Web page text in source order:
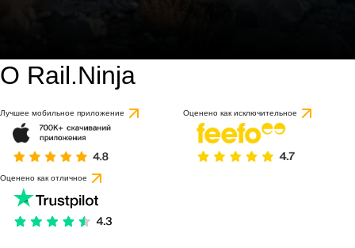
О Rail.Ninja
Лучшее мобильное приложение Оценено как исключительное
Оценено как отличное
на основе 1 отзыва